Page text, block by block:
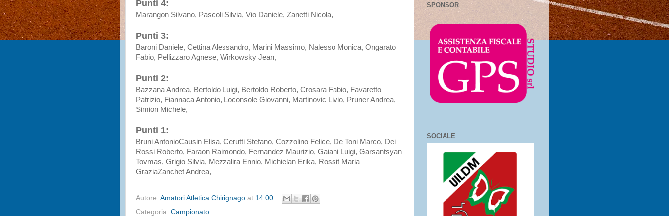
Punti 4:
Marangon Silvano, Pascoli Silvia, Vio Daniele, Zanetti Nicola,
Punti 3:
Baroni Daniele, Cettina Alessandro, Marini Massimo, Nalesso Monica, Ongarato
Fabio, Pellizzaro Agnese, Wirkowsky Jean,
Punti 2:
Bazzana Andrea, Bertoldo Luigi, Bertoldo Roberto, Crosara Fabio, Favaretto
Patrizio, Fiannaca Antonio, Loconsole Giovanni, Martinovic Livio, Pruner Andrea,
Simion Michele,
Punti 1:
Bruni AntonioCausin Elisa, Cerutti Stefano, Cozzolino Felice, De Toni Marco, Dei
Rossi Roberto, Faraon Raimondo, Fernandez Maurizio, Gaiani Luigi, Garsantsyan
Tovmas, Grigio Silvia, Mezzalira Ennio, Michielan Erika, Rossit Maria
GraziaZanchet Andrea,
Autore: Amatori Atletica Chirignago at 14:00
Categoria: Campionato
SPONSOR
SOCIALE